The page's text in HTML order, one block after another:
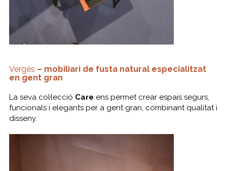
Vergés – mobiliari de fusta natural especialitzat
en gent gran
La seva col·lecció Care ens permet crear espais segurs,
funcionals i elegants per a gent gran, combinant qualitat i
disseny.